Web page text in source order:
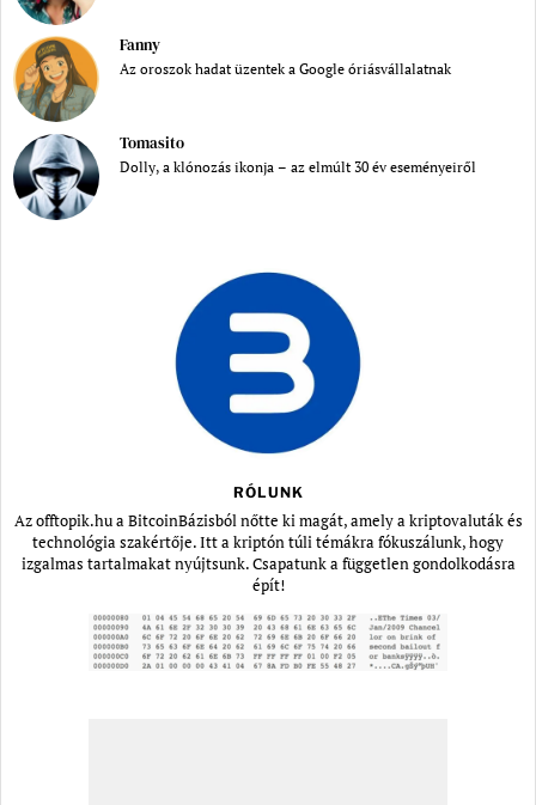
Fanny
Az oroszok hadat üzentek a Google óriásvállalatnak
Tomasito
Dolly, a klónozás ikonja – az elmúlt 30 év eseményeiről
RÓLUNK
Az offtopik.hu a BitcoinBázisból nőtte ki magát, amely a kriptovaluták és
technológia szakértője. Itt a kriptón túli témákra fókuszálunk, hogy
izgalmas tartalmakat nyújtsunk. Csapatunk a független gondolkodásra
épít!